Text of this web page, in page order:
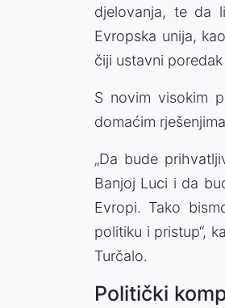
djelovanja, te da
Evropska unija,
čiji ustavni
S novim visokim
domaćim
„Da bude
Banjoj Luci i da
Evropi. Tako
politiku i pristup“,
Turčalo.
Politički